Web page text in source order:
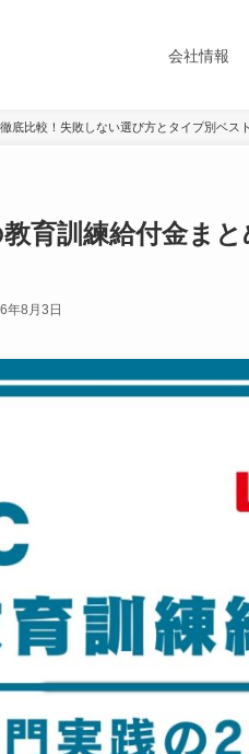
会社情報
底比較！失敗しない選び方とタイプ別ベス
教育訓練給付金ま
年8月3日